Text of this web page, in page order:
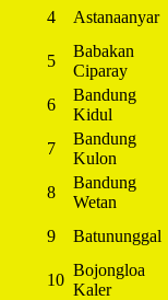
4
Astanaanyar
5
Babakan
Ciparay
6
Bandung
Kidul
7
Bandung
Kulon
8
Bandung
Wetan
9 Batununggal
10
Bojongloa
Kaler